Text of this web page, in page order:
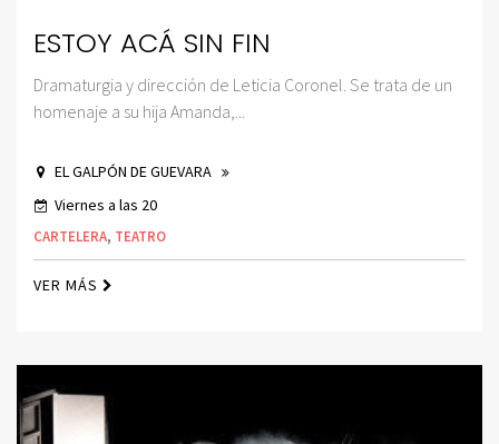
ESTOY ACÁ SIN FIN
Dramaturgia y dirección de Leticia Coronel. Se trata de un
homenaje a su hija Amanda,...
EL GALPÓN DE GUEVARA
Viernes a las 20
CARTELERA, TEATRO
VER MÁS